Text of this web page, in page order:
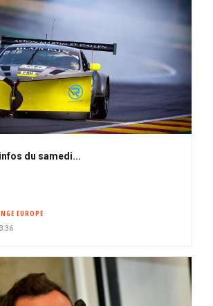
du samedi...
EUROPE